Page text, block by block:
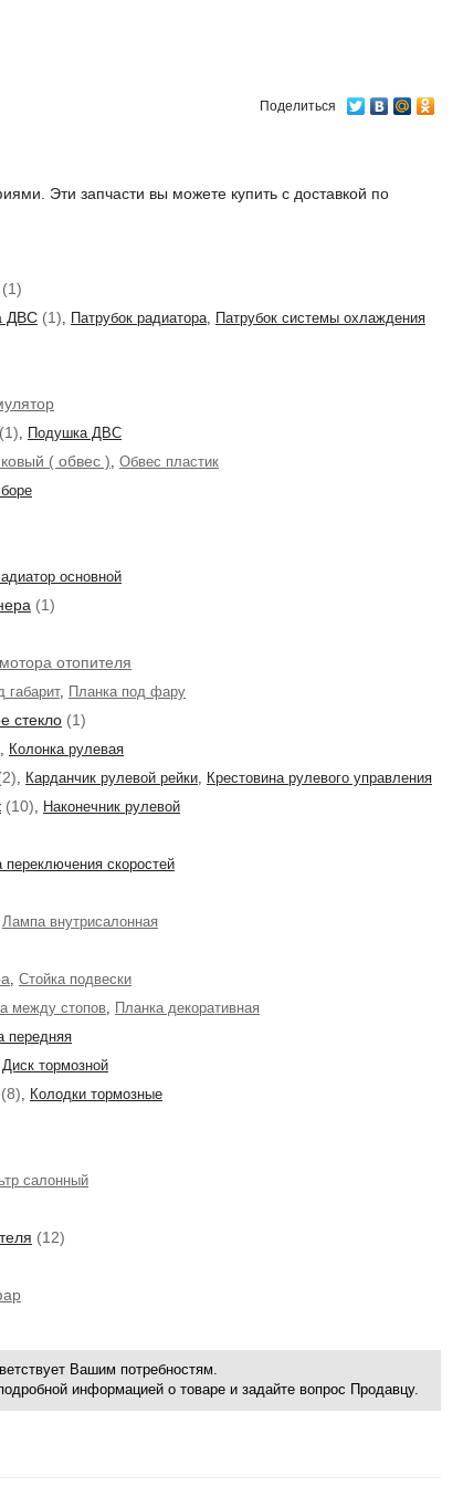
Поделиться
Эти запчасти вы можете купить с доставкой по
(1)
ДВС (1), Патрубок радиатора, Патрубок системы охлаждения
(1), Подушка ДВС
( обвес ), Обвес пластик
основной
(1)
отопителя
габарит, Планка под фару
стекло (1)
, Колонка рулевая
, Карданчик рулевой рейки, Крестовина рулевого управления
(10), Наконечник рулевой
переключения скоростей
Лампа внутрисалонная
, Стойка подвески
между стопов, Планка декоративная
передняя
Диск тормозной
(8), Колодки тормозные
салонный
(12)
Вашим потребностям.
информацией о товаре и задайте вопрос Продавцу.